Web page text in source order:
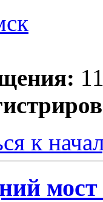
11
к
мост